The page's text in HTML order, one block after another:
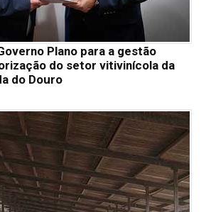
Plano para a gestão
do setor vitivinícola da
do Douro